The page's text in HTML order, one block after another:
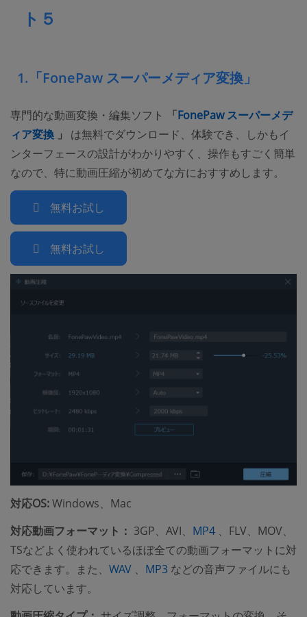
ト５
1.「FonePaw スーパーメディア変換」
専門的な動画変換・編集ソフト 「FonePaw スーパーメデ
ィア変換 (opens new window)
」
は無料でダウンロード、体験でき、しかもイ
ンターフェースの設計がわかりやすく、操作もすごく簡単
なので、特に動画圧縮が初めてな方におすすめします。
無料お試し
無料お試し
対応OS:Windows、Mac
対応動画フォーマット： 3GP、AVI、 MP4 (opens new
、FLV、MOV、
TSなどよく使われているほぼ全ての動画フォーマットに対
応できます。また、 WAV (opens new window)
、 MP3 (opens new window)
などの音声ファイルにも
対応しています。